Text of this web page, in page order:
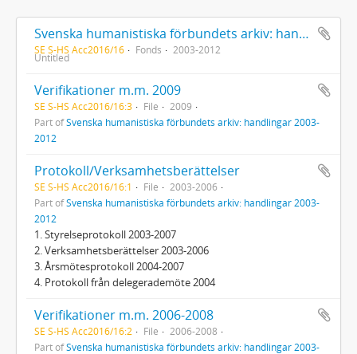
Svenska humanistiska förbundets arkiv: handlingar 2003-2012
SE S-HS Acc2016/16 Fonds 2003-2012
Untitled
Verifikationer m.m. 2009
SE S-HS Acc2016/16:3 File
2009
Part ofSvenska humanistiska förbundets arkiv: handlingar 2003-
2012
Protokoll/Verksamhetsberättelser
SE S-HS Acc2016/16:1 File
2003-2006
Part ofSvenska humanistiska förbundets arkiv: handlingar 2003-
2012
1. Styrelseprotokoll 2003-2007
2. Verksamhetsberättelser 2003-2006
3. Årsmötesprotokoll 2004-2007
4. Protokoll från delegerademöte 2004
Verifikationer m.m. 2006-2008
SE S-HS Acc2016/16:2 File
2006-2008
Part ofSvenska humanistiska förbundets arkiv: handlingar 2003-